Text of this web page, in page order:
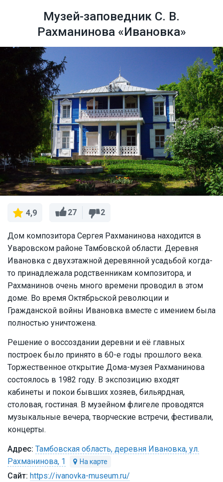
Музей-заповедник С. В.
Рахманинова «Ивановка»
4,9 27 2
Дом композитора Сергея Рахманинова находится в
Уваровском районе Тамбовской области. Деревня
Ивановка с двухэтажной деревянной усадьбой когда-
то принадлежала родственникам композитора, и
Рахманинов очень много времени проводил в этом
доме. Во время Октябрьской революции и
Гражданской войны Ивановка вместе с имением была
полностью уничтожена.
Решение о воссоздании деревни и её главных
построек было принято в 60-е годы прошлого века.
Торжественное открытие Дома-музея Рахманинова
состоялось в 1982 году. В экспозицию входят
кабинеты и покои бывших хозяев, бильярдная,
столовая, гостиная. В музейном флигеле проводятся
музыкальные вечера, творческие встречи, фестивали,
концерты.
Тамбовская область, деревня Ивановка, ул.
Рахманинова, 1
https://ivanovka-museum.ru/